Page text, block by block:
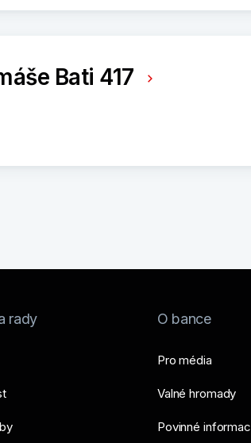
Bati 417
rady O bance
Pro média
Valné hromady
Povinné